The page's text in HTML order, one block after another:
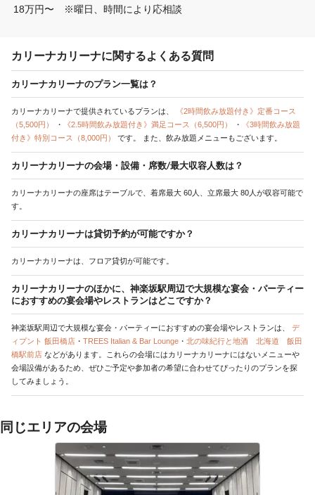
18万円〜　※曜日、時間により応相談
カリーナカリーナに関するよくある質問
カリーナカリーナのプラン一覧は？
カリーナカリーナで提供されているプランは、
《2時間飲み放題付き》定番コース
（5,500円）
・ 《2.5時間飲み放題付き》満足コース（6,500円） ・
《3時間飲み放題
付き》特別コース（8,000円） です。 また、飲み放題メニューもございます。
カリーナカリーナの会場・設備・席数/最大収容人数は？
カリーナカリーナの座席はテーブルで、着席最大 60人、立席最大 80人が収容可能で
す。
カリーナカリーナは貸切予約が可能ですか？
カリーナカリーナは、フロア貸切が可能です。
カリーナカリーナのほかに、神楽坂駅周辺で大規模な宴会・パーティー
におすすめの宴会場やレストランはどこですか？
神楽坂駅周辺で大規模な宴会・パーティーにおすすめの宴会場やレストランは、 デ
ィプント 飯田橋店 ・ TREES Italian & Bar Lounge ・ 北の味紀行と地酒 北海道 飯田
橋駅前店 などがあります。これらの会場にはカリーナカリーナにはないメニューや
会場設備があるため、ぜひご予定や参加者の希望に合わせてぴったりのプランを探
してみましょう。
同じエリアの会場